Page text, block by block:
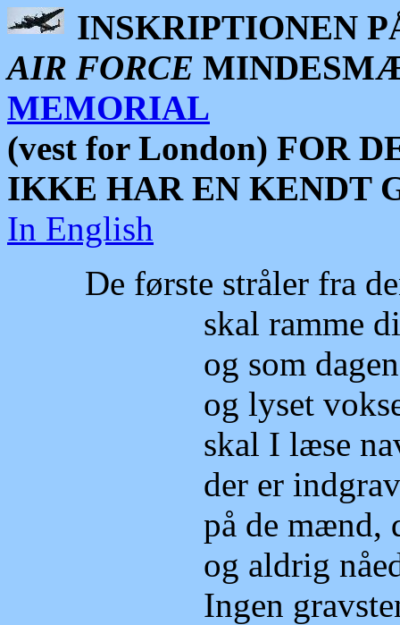
INSKRIPTIONEN
AIR FORCE
MEMORIAL
(vest for London) FOR
IKKE HAR EN KENDT
In English
De første stråler fra
skal ramme
og som dagen
og lyset vokser
skal I læse
der er indgraveret
på de mænd, der
og aldrig nåede
Ingen gravsten